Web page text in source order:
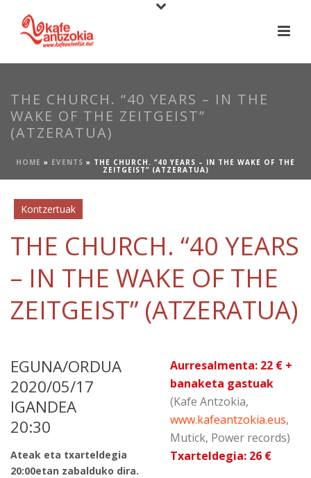
THE CHURCH. “40 YEARS – IN THE
WAKE OF THE ZEITGEIST”
(ATZERATUA)
HOME » EVENTS » THE CHURCH. “40 YEARS – IN THE WAKE OF THE
ZEITGEIST” (ATZERATUA)
Kontzertuak
THE CHURCH. “40 YEARS
– IN THE WAKE OF THE
ZEITGEIST” (ATZERATUA)
EGUNA/ORDUA
2020/05/17
IGANDEA
20:30
Ateak eta txarteldegia
20:00etan zabalduko dira.
Aurresalmenta: 22 € +
banaketa gastuak
(Kafe Antzokia,
www.kafeantzokia.eus,
Mutick, Power records)
Txarteldegia: 26 €